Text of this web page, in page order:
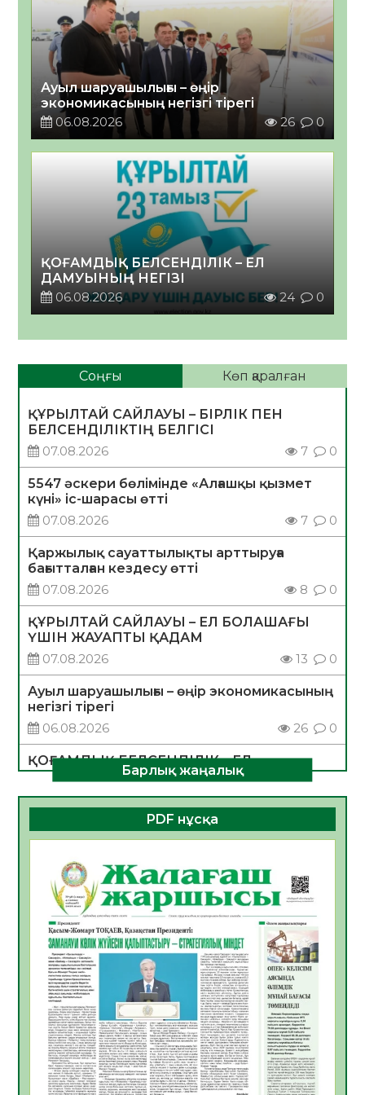
Ауыл шаруашылығы – өңір
экономикасының негізгі тірегі
06.08.2026
26 0
ҚОҒАМДЫҚ БЕЛСЕНДІЛІК – ЕЛ
ДАМУЫНЫҢ НЕГІЗІ
06.08.2026
24 0
Соңғы Көп қаралған
ҚҰРЫЛТАЙ САЙЛАУЫ – БІРЛІК ПЕН
БЕЛСЕНДІЛІКТІҢ БЕЛГІСІ
07.08.2026
7 0
5547 әскери бөлімінде «Алғашқы қызмет
күні» іс-шарасы өтті
07.08.2026
7 0
Қаржылық сауаттылықты арттыруға
бағытталған кездесу өтті
07.08.2026
8 0
ҚҰРЫЛТАЙ САЙЛАУЫ – ЕЛ БОЛАШАҒЫ
ҮШІН ЖАУАПТЫ ҚАДАМ
07.08.2026
13 0
Ауыл шаруашылығы – өңір экономикасының
негізгі тірегі
06.08.2026
26 0
ҚОҒАМДЫҚ БЕЛСЕНДІЛІК – ЕЛ
ДАМУЫНЫҢ НЕГІЗІ
06.08.2026
24 0
ҚҰРЫЛТАЙ САЙЛАУЫ – БОЛАШАҚҚА
БАСТАР ЖАУАПТЫ ТАҢДАУ
06.08.2026
Инфекциялық ауруларға қарсы иммундау
жұмыстарының тиімділігі
06.08.2026
28
Көкжөтел ауруы туралы
06.08.2026
25
АПВ вакцинасы туралы мәлімет
06.08.2026
26
Open Air: Қызылорда облысы полиция
департаменті 20 мыңнан астам
Барлық жаңалық
PDF нұсқа